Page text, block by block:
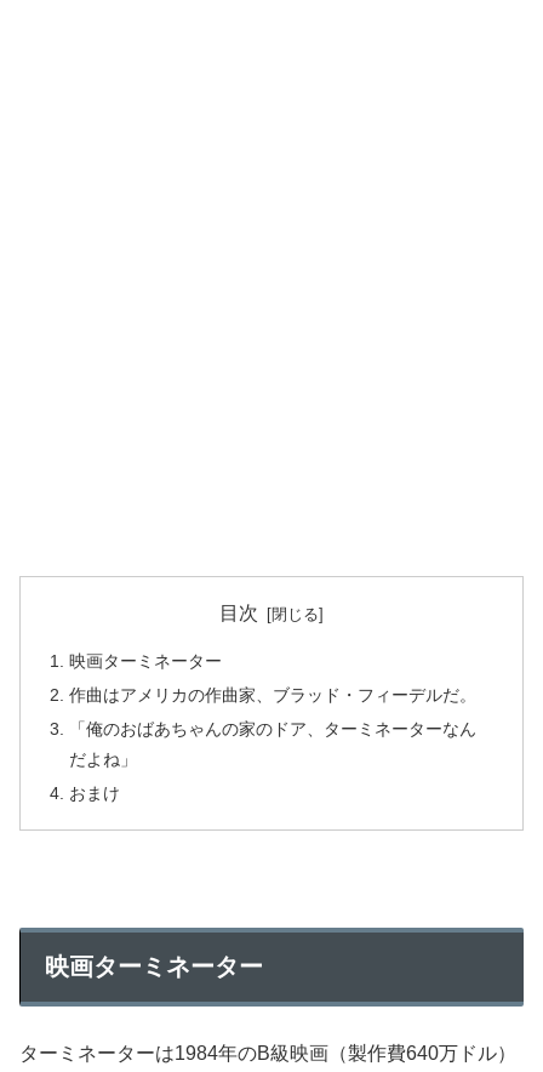
目次
映画ターミネーター
作曲はアメリカの作曲家、ブラッド・フィーデルだ。
「俺のおばあちゃんの家のドア、ターミネーターなん
だよね」
おまけ
映画ターミネーター
ターミネーターは1984年のB級映画（製作費640万ドル）